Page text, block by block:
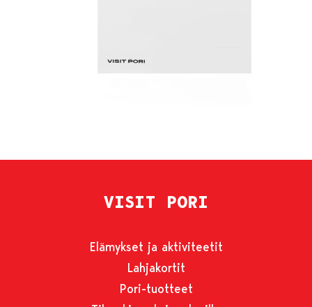
VISIT PORI
Elämykset ja aktiviteetit
Lahjakortit
Pori-tuotteet